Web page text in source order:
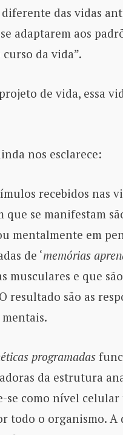
das vidas
adaptarem aos
da vida”.
de vida, essa
nos esclarece:
recebidos nas
que se manifestam
mentalmente em
de ‘memórias
musculares e que
resultado são as
programadas
da estrutura
se como nível
todo o organismo.